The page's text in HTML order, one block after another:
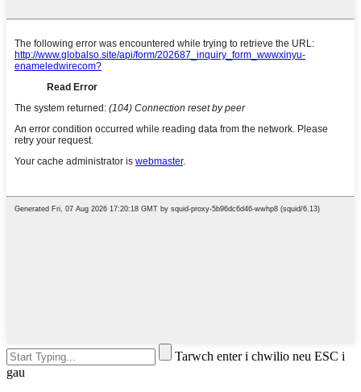
Tarwch enter i chwilio neu ESC i
gau